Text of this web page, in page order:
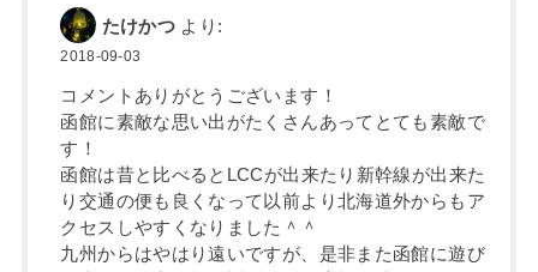
たけかつ より:
2018-09-03
コメントありがとうございます！
函館に素敵な思い出がたくさんあってとても素敵で
す！
函館は昔と比べるとLCCが出来たり新幹線が出来た
り交通の便も良くなって以前より北海道外からもア
クセスしやすくなりました＾＾
九州からはやはり遠いですが、是非また函館に遊び